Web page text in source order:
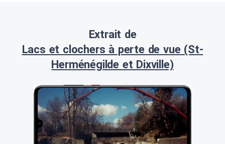
Extrait de
Lacs et clochers à perte de vue (St-
Herménégilde et Dixville)